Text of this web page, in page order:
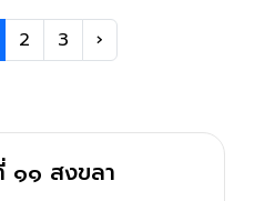
2 3 ›
๑๑ สงขลา